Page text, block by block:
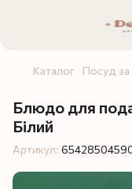
Каталог Посуд за
Блюдо для
Білий
Артикул: